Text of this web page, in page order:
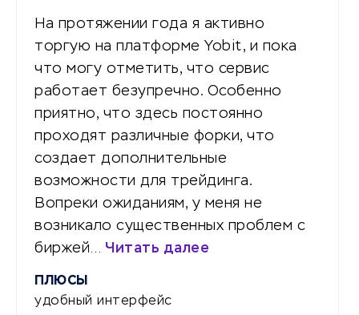
На протяжении года я активно
торгую на платформе Yobit, и пока
что могу отметить, что сервис
работает безупречно. Особенно
приятно, что здесь постоянно
проходят различные форки, что
создает дополнительные
возможности для трейдинга.
Вопреки ожиданиям, у меня не
возникало существенных проблем с
биржей… Читать далее
ПЛЮСЫ
удобный интерфейс